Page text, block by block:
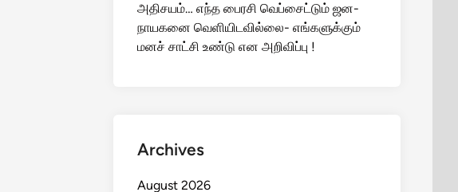
அதிசயம்… எந்த பைரசி வெப்சைட்டும் ஜன-
நாயகனை வெளியிடவில்லை- எங்களுக்கும்
மனச் சாட்சி உண்டு என அறிவிப்பு !
Archives
August 2026